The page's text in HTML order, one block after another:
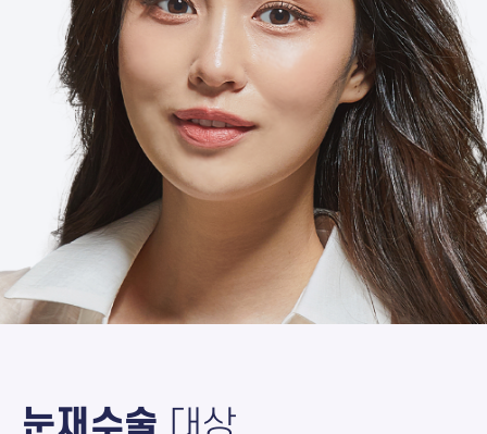
눈재수술 대상